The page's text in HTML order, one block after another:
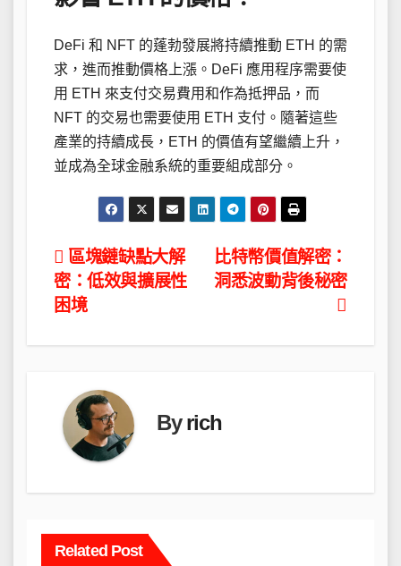
DeFi 和 NFT 的蓬勃發展將持續推動 ETH 的需
求，進而推動價格上漲。DeFi 應用程序需要使
用 ETH 來支付交易費用和作為抵押品，而
NFT 的交易也需要使用 ETH 支付。隨著這些
產業的持續成長，ETH 的價值有望繼續上升，
並成為全球金融系統的重要組成部分。
文
章
比特幣價值解密：
洞悉波動背後秘密
區塊鏈缺點大解
密：低效與擴展性
困境
Byrich
Related Post